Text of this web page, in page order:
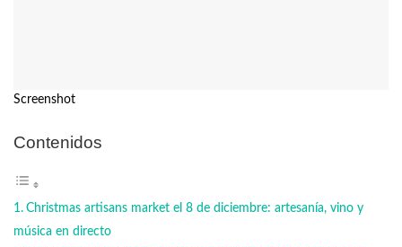
Screenshot
Contenidos
Christmas artisans market el 8 de diciembre: artesanía, vino y
música en directo